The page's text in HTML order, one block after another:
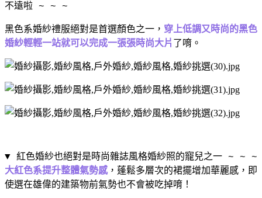
不遠啦 ~ ~ ~
黑色系婚紗禮服絕對是首選顏色之一， 穿上低調又時尚的黑色
婚紗輕輕一站就可以完成一張張時尚大片 了唷。
▼ 紅色婚紗也絕對是時尚雜誌風格婚紗照的寵兒之一 ~ ~ ~
大紅色系提升整體氣勢感，蓬鬆多層次的裙擺增加華麗感，即
使選在雄偉的建築物前氣勢也不會被吃掉唷！